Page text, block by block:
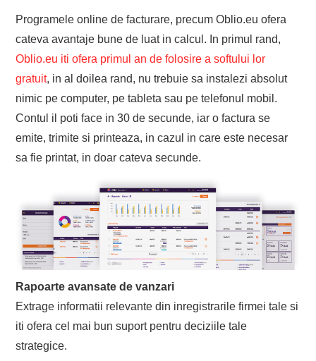
Programele online de facturare, precum Oblio.eu ofera
cateva avantaje bune de luat in calcul. In primul rand,
Oblio.eu iti ofera primul an de folosire a softului lor
gratuit, in al doilea rand, nu trebuie sa instalezi absolut
nimic pe computer, pe tableta sau pe telefonul mobil.
Contul il poti face in 30 de secunde, iar o factura se
emite, trimite si printeaza, in cazul in care este necesar
sa fie printat, in doar cateva secunde.
Rapoarte avansate de vanzari
Extrage informatii relevante din inregistrarile firmei tale si
iti ofera cel mai bun suport pentru deciziile tale
strategice.